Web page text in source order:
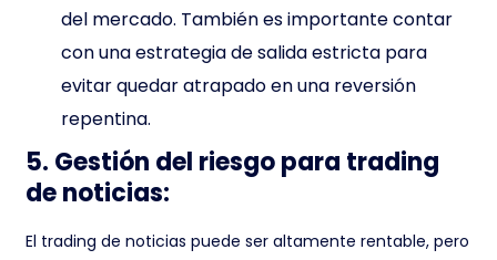
del mercado. También es importante contar
con una estrategia de salida estricta para
evitar quedar atrapado en una reversión
repentina.
5. Gestión del riesgo para trading
de noticias:
El trading de noticias puede ser altamente rentable, pero